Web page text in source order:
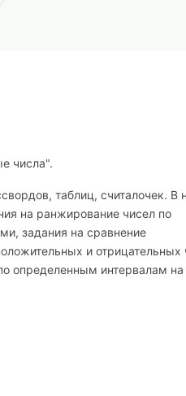
числа".
таблиц, считалочек. В
на ранжирование чисел по
задания на сравнение
и отрицательных
определенным интервалам на